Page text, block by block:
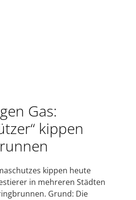
Gas:
kippen
kippen heute
in mehreren Städten
Grund: Die